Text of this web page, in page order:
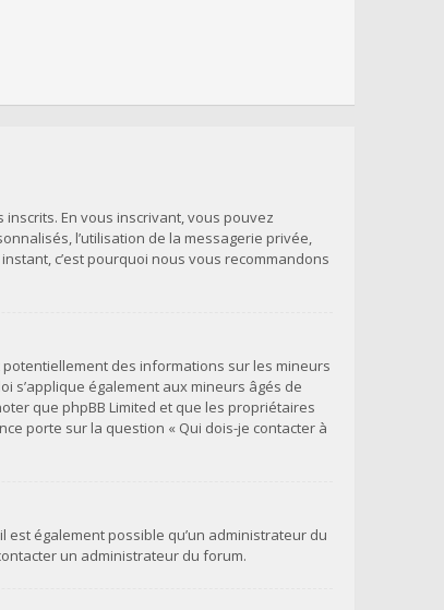
En vous inscrivant, vous pouvez
l’utilisation de la messagerie privée,
c’est pourquoi nous vous recommandons
potentiellement des informations sur les mineurs
s’applique également aux mineurs âgés de
que phpBB Limited et que les propriétaires
porte sur la question « Qui dois-je contacter à
est également possible qu’un administrateur du
un administrateur du forum.